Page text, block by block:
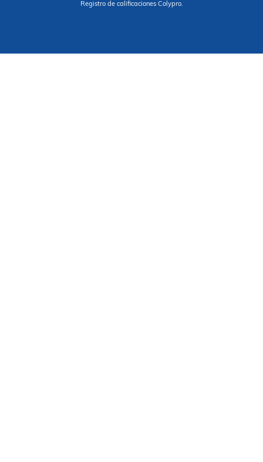
Registro de calificaciones Colypro.